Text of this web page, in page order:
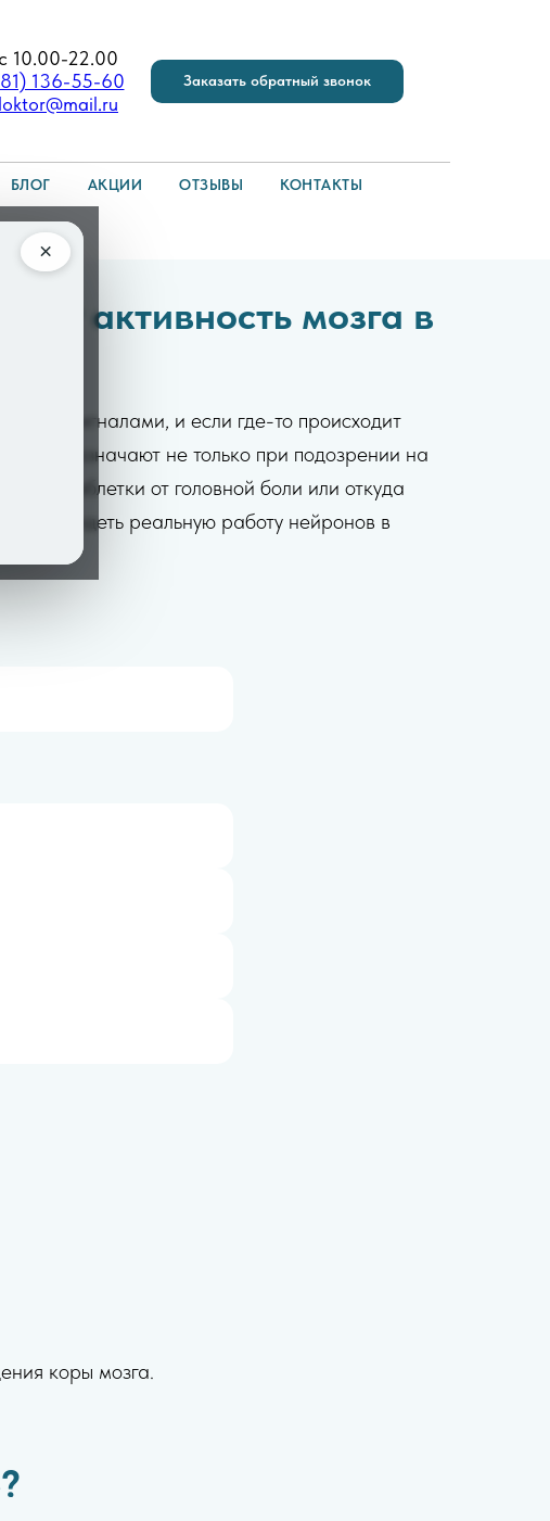
10.00-22.00
136-55-60
Заказать обратный звонок
БЛОГ АКЦИИ ОТЗЫВЫ КОНТАКТЫ
×
активность мозга в
сигналами, и если где-то происходит
назначают не только при подозрении на
таблетки от головной боли или откуда
увидеть реальную работу нейронов в
коры мозга.